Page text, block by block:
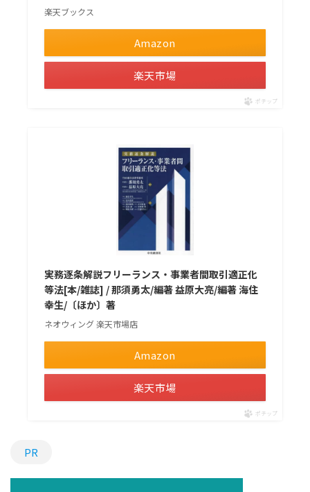
楽天ブックス
Amazon
楽天市場
ポチップ
実務逐条解説フリーランス・事業者間取引適正化
等法[本/雑誌] / 那須勇太/編著 益原大亮/編著 海住
幸生/〔ほか〕著
ネオウィング 楽天市場店
Amazon
楽天市場
ポチップ
PR